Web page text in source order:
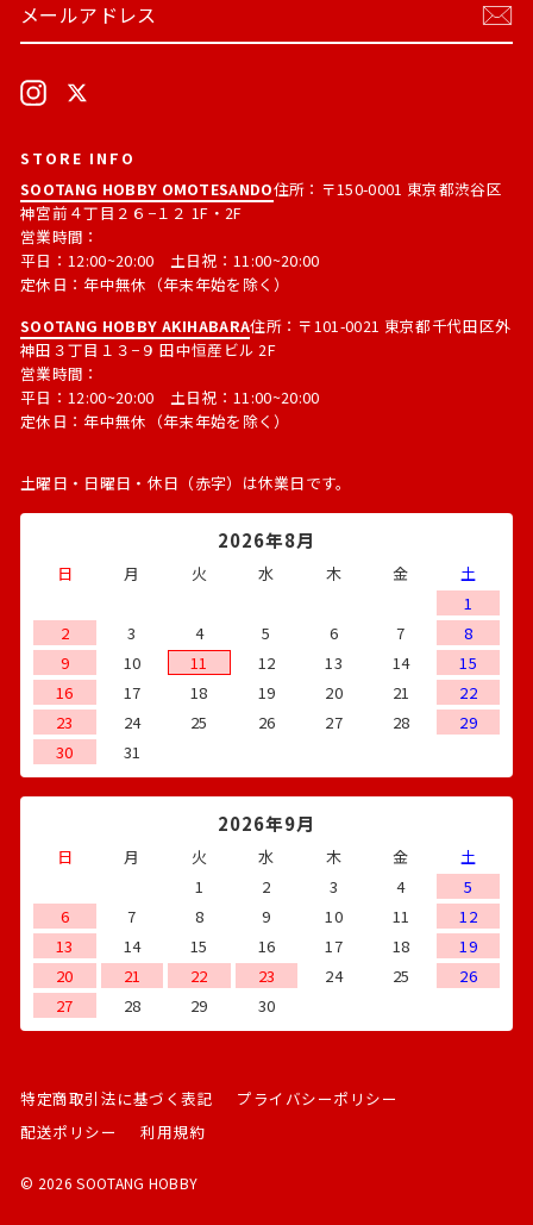
ー
レ
ス
読
Instagram
STORE INFO
SOOTANG HOBBY OMOTESANDO住所：〒150-0001 東京都渋谷区
神宮前４丁目２６−１２ 1F・2F
営業時間：
平日：12:00~20:00 土日祝：11:00~20:00
定休日：年中無休（年末年始を除く）
SOOTANG HOBBY AKIHABARA住所：〒101-0021 東京都千代田区外
神田３丁目１３−９ 田中恒産ビル 2F
営業時間：
平日：12:00~20:00 土日祝：11:00~20:00
定休日：年中無休（年末年始を除く）
土曜日・日曜日・休日（赤字）は休業日です。
2026年8月
日 月 火 水 木 金
土
1
2
3 4 5 6 7
8
9
10 11 12 13 14
15
16
17 18 19 20 21
22
23
24 25 26 27 28
29
30
31
2026年9月
日 月 火 水 木 金
土
1
2 3 4
5
6
7 8 9 10 11
12
13
14 15 16 17 18
19
20
21 22 23 24 25
26
27
28 29 30
© 2026 SOOTANG HOBBY
特定商取引法に基づく表記
プライバシーポリシー
配送ポリシー
利用規約